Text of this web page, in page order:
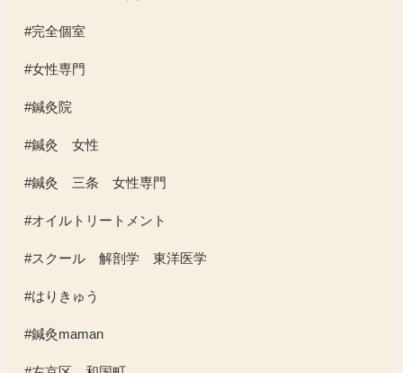
#完全個室
#女性専門
#鍼灸院
#鍼灸 女性
#鍼灸 三条 女性専門
#オイルトリートメント
#スクール 解剖学 東洋医学
#はりきゅう
#鍼灸maman